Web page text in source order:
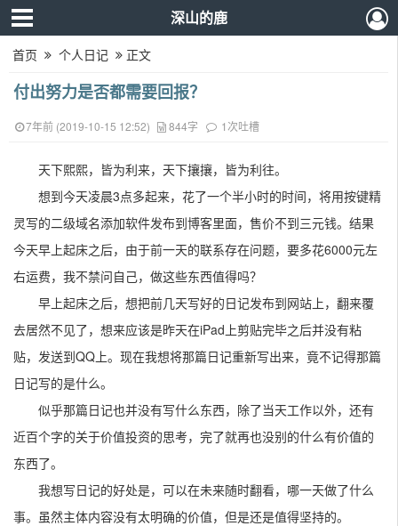
深山的鹿
首页 个人日记 正文
付出努力是否都需要回报？
7年前 (2019-10-15 12:52) 844字 1次吐槽
天下熙熙，皆为利来，天下攘攘，皆为利往。
想到今天凌晨3点多起来，花了一个半小时的时间，将用按键精
灵写的二级域名添加软件发布到博客里面，售价不到三元钱。结果
今天早上起床之后，由于前一天的联系存在问题，要多花6000元左
右运费，我不禁问自己，做这些东西值得吗？
早上起床之后，想把前几天写好的日记发布到网站上，翻来覆
去居然不见了，想来应该是昨天在iPad上剪贴完毕之后并没有粘
贴，发送到QQ上。现在我想将那篇日记重新写出来，竟不记得那篇
日记写的是什么。
似乎那篇日记也并没有写什么东西，除了当天工作以外，还有
近百个字的关于价值投资的思考，完了就再也没别的什么有价值的
东西了。
我想写日记的好处是，可以在未来随时翻看，哪一天做了什么
事。虽然主体内容没有太明确的价值，但是还是值得坚持的。